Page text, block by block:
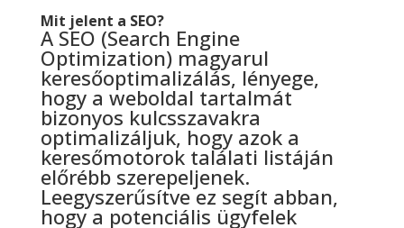
Mit jelent a SEO?
A SEO (Search Engine
Optimization) magyarul
keresőoptimalizálás, lényege,
hogy a weboldal tartalmát
bizonyos kulcsszavakra
optimalizáljuk, hogy azok a
keresőmotorok találati listáján
előrébb szerepeljenek.
Leegyszerűsítve ez segít abban,
hogy a potenciális ügyfelek